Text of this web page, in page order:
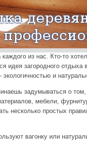
каждого из нас. Кто-то
идея загородного
и
задумываться о том,
мебели,
несколько простых
вагонку или